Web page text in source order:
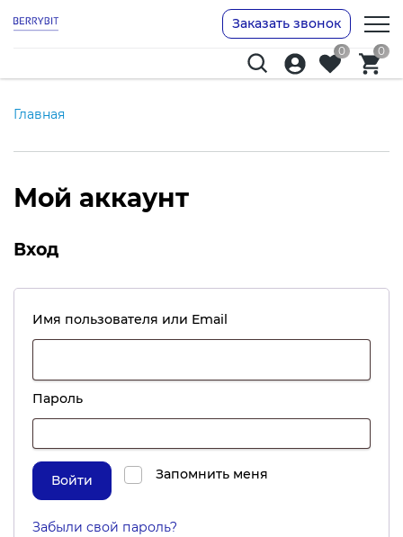
Заказать звонок
0 0
Главная
Мой аккаунт
Вход
Имя пользователя или Email
Пароль
Запомнить меня
Войти
Забыли свой пароль?